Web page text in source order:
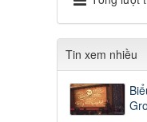
Tin xem nhiều